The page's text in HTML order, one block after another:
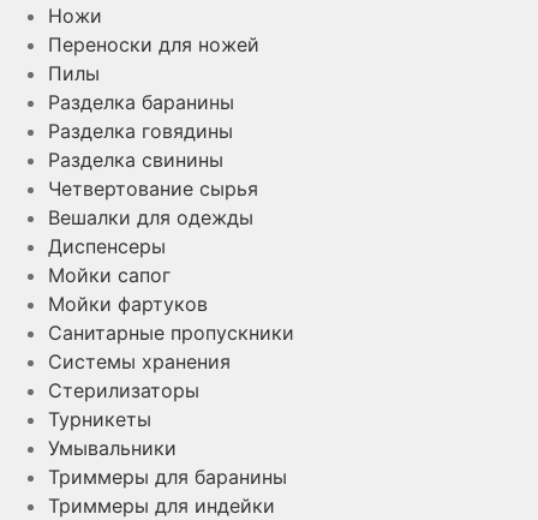
Ножи
Переноски для ножей
Пилы
Разделка баранины
Разделка говядины
Разделка свинины
Четвертование сырья
Вешалки для одежды
Диспенсеры
Мойки сапог
Мойки фартуков
Санитарные пропускники
Системы хранения
Стерилизаторы
Турникеты
Умывальники
Триммеры для баранины
Триммеры для индейки